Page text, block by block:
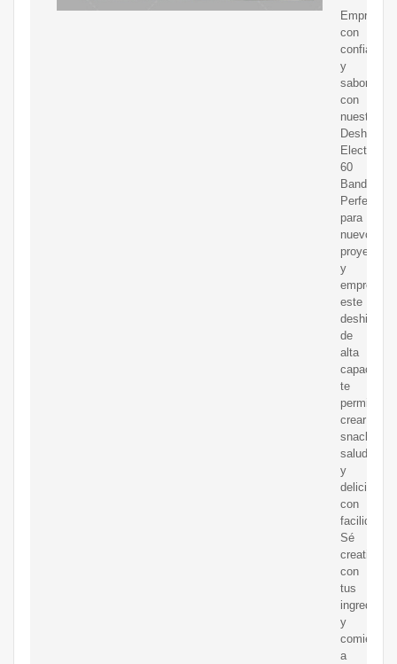
Emprende
con
confianza
y
sabor
con
nuestro
Electrico
60
Bandejas.
Perfecto
para
nuevos
proyectos
y
este
de
alta
capacidad
te
permite
crear
snacks
saludables
y
deliciosos
con
facilidad.
Sé
creativo
con
tus
y
comienza
a